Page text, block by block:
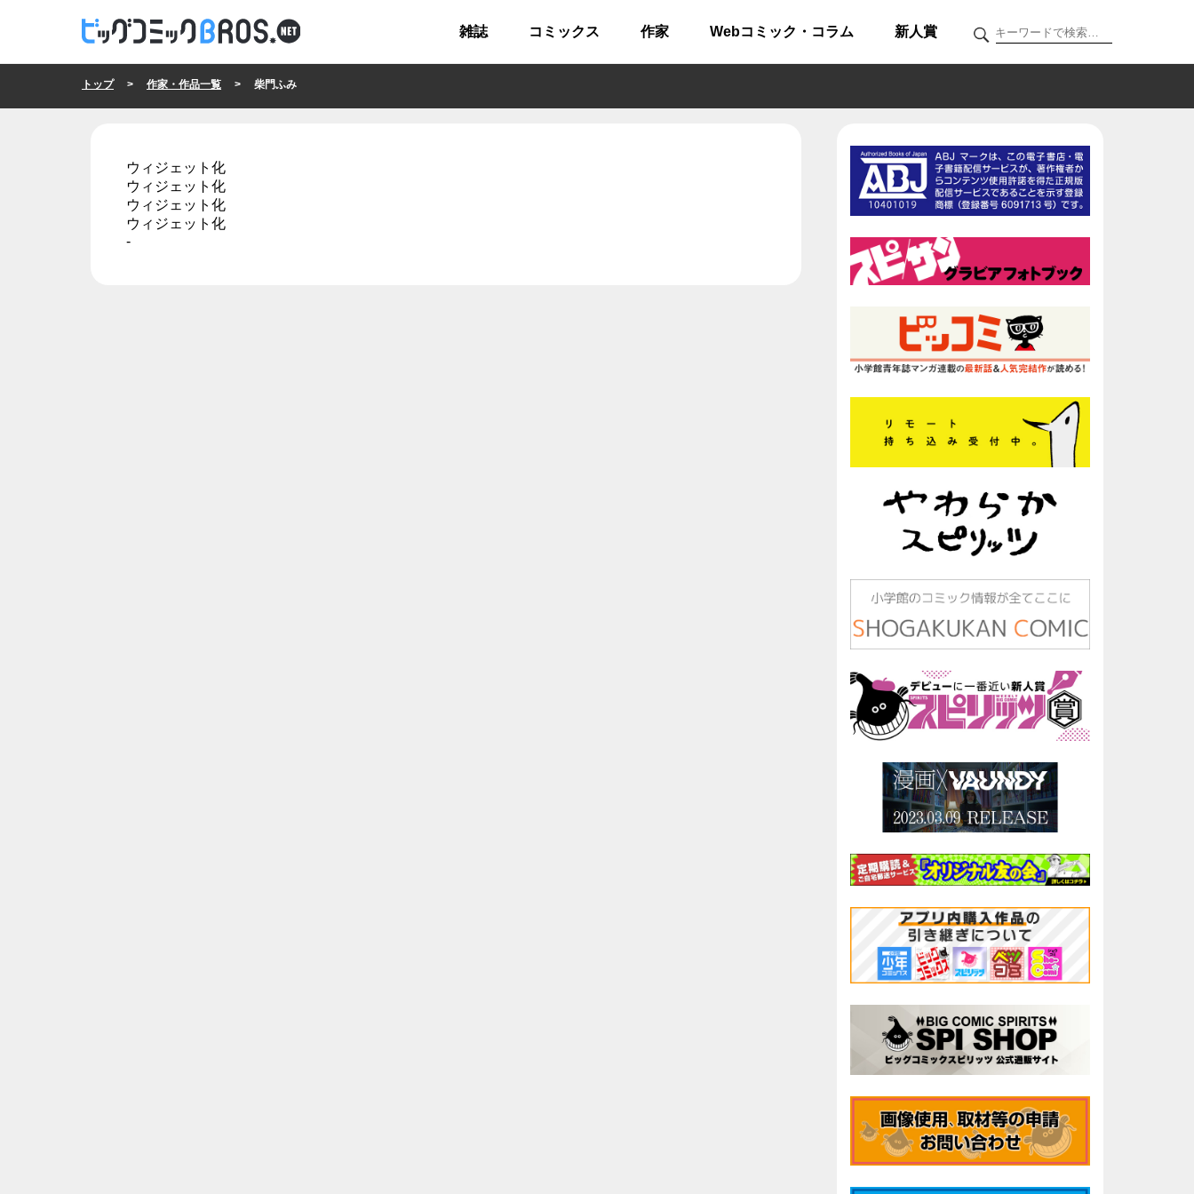
雑誌 コミックス 作家 Webコミック・コラム 新人賞
トップ> 作家・作品一覧 > 柴門ふみ
ウィジェット化
ウィジェット化
ウィジェット化
ウィジェット化
-